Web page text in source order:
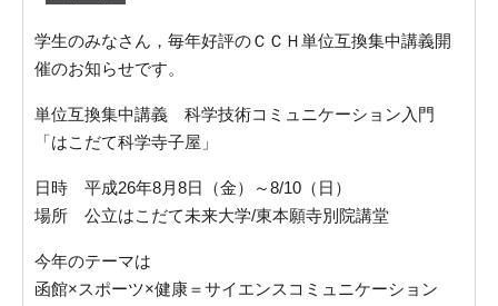
学生のみなさん，毎年好評のＣＣＨ単位互換集中講義開
催のお知らせです。
単位互換集中講義 科学技術コミュニケーション入門
「はこだて科学寺子屋」
日時 平成26年8月8日（金）～8/10（日）
場所 公立はこだて未来大学/東本願寺別院講堂
今年のテーマは
函館×スポーツ×健康＝サイエンスコミュニケーション